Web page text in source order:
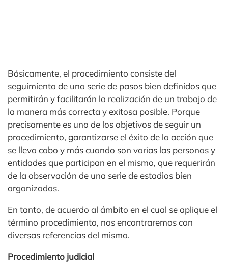
Básicamente, el procedimiento consiste del
seguimiento de una serie de pasos bien definidos que
permitirán y facilitarán la realización de un trabajo de
la manera más correcta y exitosa posible. Porque
precisamente es uno de los objetivos de seguir un
procedimiento, garantizarse el éxito de la acción que
se lleva cabo y más cuando son varias las personas y
entidades que participan en el mismo, que requerirán
de la observación de una serie de estadios bien
organizados.
En tanto, de acuerdo al ámbito en el cual se aplique el
término procedimiento, nos encontraremos con
diversas referencias del mismo.
Procedimiento judicial